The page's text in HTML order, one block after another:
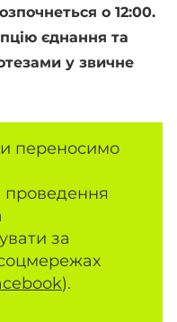
о 12:00.
єднання та
у звичне
переносимо
проведення
за
).